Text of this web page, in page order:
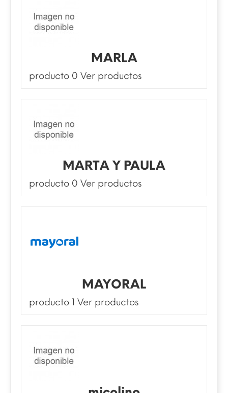
MARLA
producto 0 Ver productos
MARTA Y PAULA
producto 0 Ver productos
MAYORAL
producto 1 Ver productos